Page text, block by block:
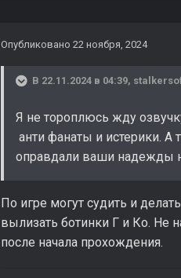
Опубликовано 22 ноября, 2024
В 22.11.2024 в 04:39,
Я не тороплюсь жду
анти фанаты и истерики.
оправдали ваши надежды
По игре могут судить и
вылизать ботинки Г и Ко. Не
после начала прохождения.